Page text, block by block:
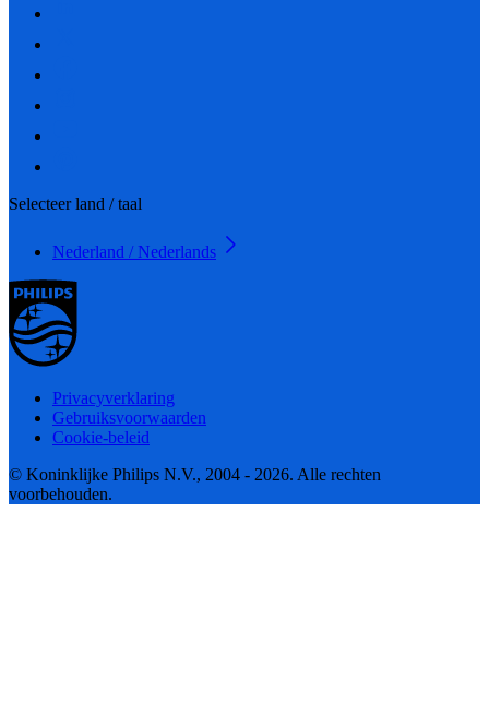
Selecteer land / taal
Nederland / Nederlands
Privacyverklaring
Gebruiksvoorwaarden
Cookie-beleid
© Koninklijke Philips N.V., 2004 - 2026. Alle rechten
voorbehouden.